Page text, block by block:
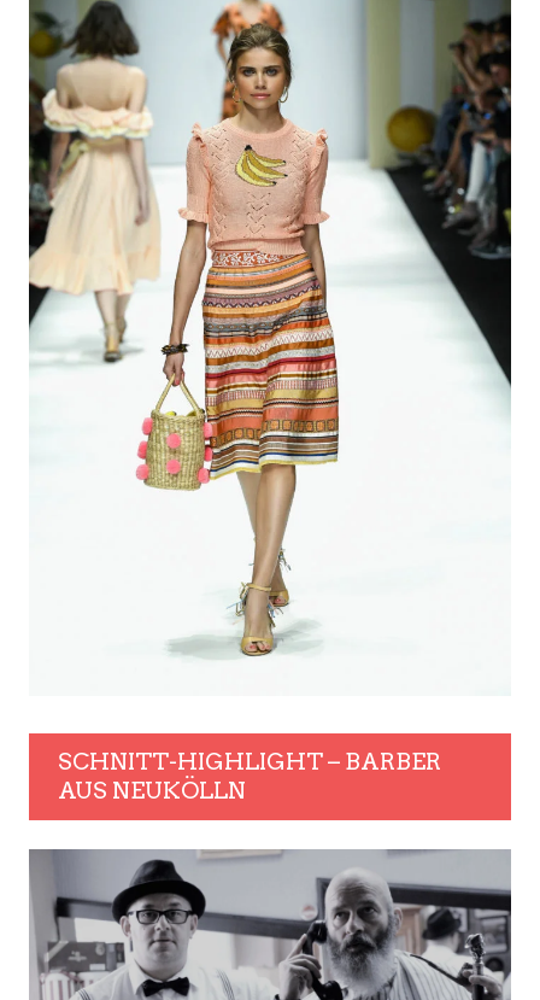
SCHNITT-HIGHLIGHT – BARBER
AUS NEUKÖLLN